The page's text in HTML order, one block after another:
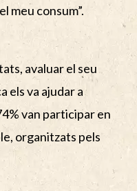
meu consum”.
avaluar el seu
els va ajudar a
van participar en
organitzats pels